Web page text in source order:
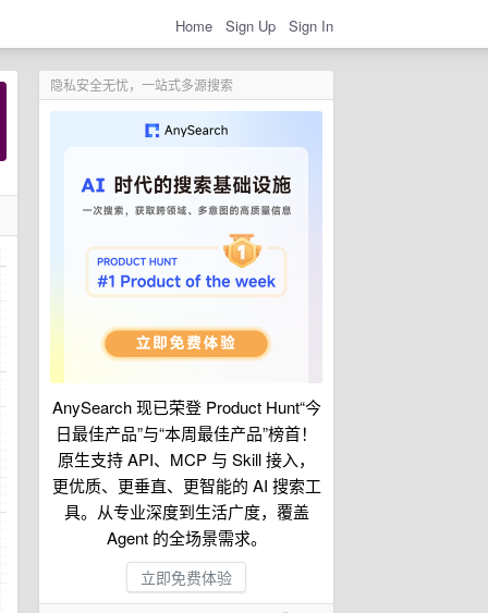
Home Sign Up Sign In
隐私安全无忧，一站式多源搜索
AnySearch 现已荣登 Product Hunt“今
日最佳产品”与“本周最佳产品”榜首！
原生支持 API、MCP 与 Skill 接入，
更优质、更垂直、更智能的 AI 搜索工
具。从专业深度到生活广度，覆盖
Agent 的全场景需求。
立即免费体验